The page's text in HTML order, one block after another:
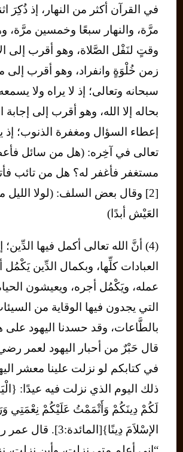
في القرآن أكثر من النهار، إذ ذُكِرَ
مرَّة، والنهار سبعًا وخمسين مرَّة،
وقتٍ لنَفْل الصَّلاة، وهو أقرب إلى
زمن خُلْوَةٍ وانفراد، وهو أقرب إلى
سبحانه وتعالى؛ إذ لا يراه ولا
بحاله إلا الله، وهو أقرب إلى إجابة
إعطاء السؤال ومغفرة الذنوب؛ إذ
تعالى في آخِره: (هل من سائل
مستغفر فأغفر له؟ هل من تائب
[2] وقال بعض السلف: (لولا الليل
العَيْش أبدًا)
(4) أنَّ الله تعالى أكمل فيها الدِّين؛
العبادات كلِّها، وبكمال الدِّين يَكْمُل
عمله، ويَكْمُل أجره، ويعيشون
التي يجدون فيها الوقاية من
بالطَّاعات، وقد حسدنا اليهود على
قال حَبْرٌ من أحبار اليهود لعمر رضي
في كتابكم لو نزلت علينا معشر
ذلك اليوم الذي نزلت فيه عيدًا:
لَكُمْ دِينَكُمْ وَأَتْمَمْتُ عَلَيْكُمْ نِعْمَتِي
الإسْلاَمَ